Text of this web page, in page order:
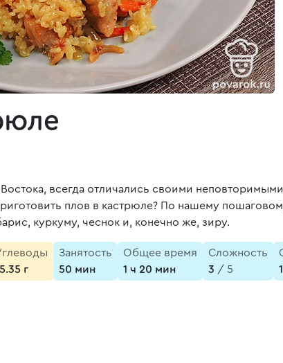
всегда отличались своими
плов в кастрюле? По нашему
куркуму, чеснок и, конечно же, зиру.
г
Занятость
50 мин
Общее время
1 ч 20 мин
Сложность
3 / 5
1